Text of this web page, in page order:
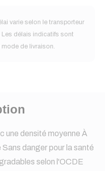
varie selon le transporteur
Les délais indicatifs sont
de livraison.
une densité moyenne À
danger pour la santé
selon l'OCDE